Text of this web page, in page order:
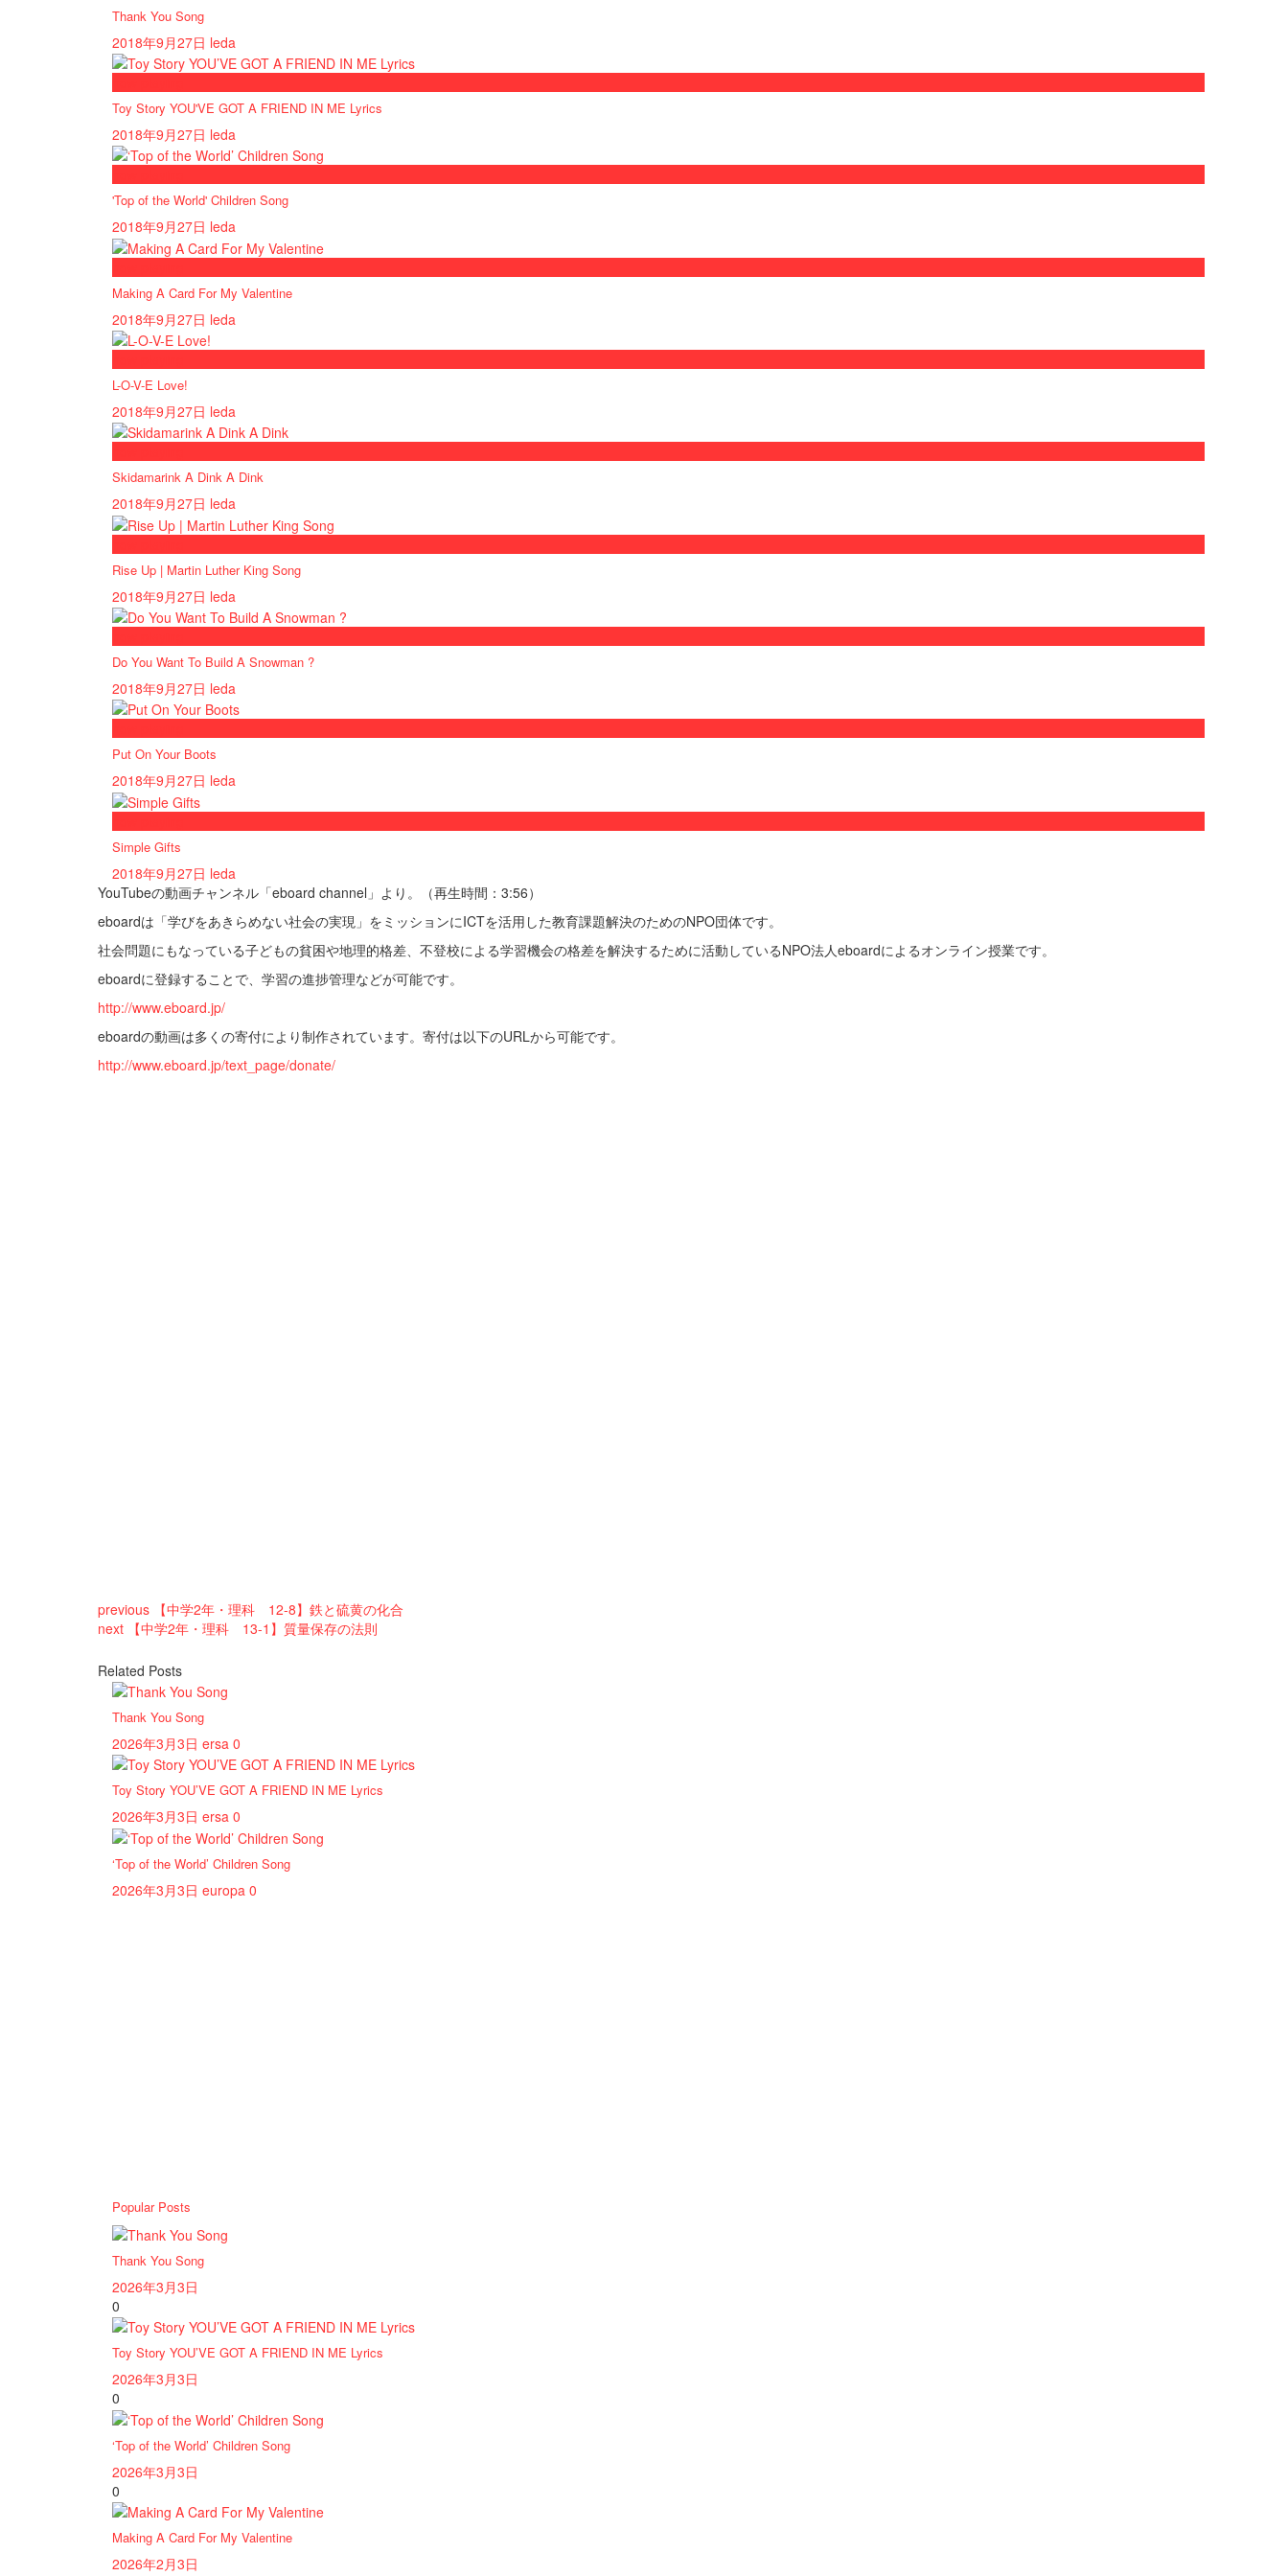
Thank You Song
2018年9月27日 leda
Toy Story YOU'VE GOT A FRIEND IN ME Lyrics
2018年9月27日 leda
'Top of the World' Children Song
2018年9月27日 leda
Making A Card For My Valentine
2018年9月27日 leda
L-O-V-E Love!
2018年9月27日 leda
Skidamarink A Dink A Dink
2018年9月27日 leda
Rise Up | Martin Luther King Song
2018年9月27日 leda
Do You Want To Build A Snowman ?
2018年9月27日 leda
Put On Your Boots
2018年9月27日 leda
Simple Gifts
2018年9月27日 leda
YouTubeの動画チャンネル「eboard channel」より。（再生時間：3:56）
eboardは「学びをあきらめない社会の実現」をミッションにICTを活用した教育課題解決のためのNPO団体です。
社会問題にもなっている子どもの貧困や地理的格差、不登校による学習機会の格差を解決するために活動しているNPO法人eboardによるオンライン授業です。
eboardに登録することで、学習の進捗管理などが可能です。
http://www.eboard.jp/
eboardの動画は多くの寄付により制作されています。寄付は以下のURLから可能です。
http://www.eboard.jp/text_page/donate/
previous 【中学2年・理科 12-8】鉄と硫黄の化合
next 【中学2年・理科 13-1】質量保存の法則
Related Posts
Thank You Song
2026年3月3日 ersa 0
Toy Story YOU’VE GOT A FRIEND IN ME Lyrics
2026年3月3日 ersa 0
‘Top of the World’ Children Song
2026年3月3日 europa 0
Popular Posts
Thank You Song
2026年3月3日
0
Toy Story YOU’VE GOT A FRIEND IN ME Lyrics
2026年3月3日
0
‘Top of the World’ Children Song
2026年3月3日
0
Making A Card For My Valentine
2026年2月3日